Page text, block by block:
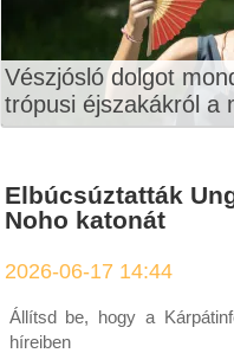
Vészjósló dolgot
trópusi éjszakákról a
Elbúcsúztatták
Noho katonát
2026-06-17 14:44
Állítsd be, hogy a
híreiben